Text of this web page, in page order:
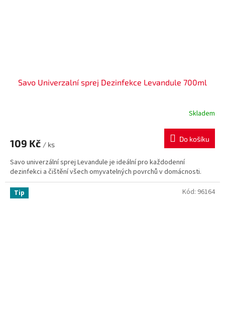
Savo Univerzalní sprej Dezinfekce Levandule 700ml
Skladem
109 Kč / ks
Do košíku
Savo univerzální sprej Levandule je ideální pro každodenní
dezinfekci a čištění všech omyvatelných povrchů v domácnosti.
Tip Kód: 96164